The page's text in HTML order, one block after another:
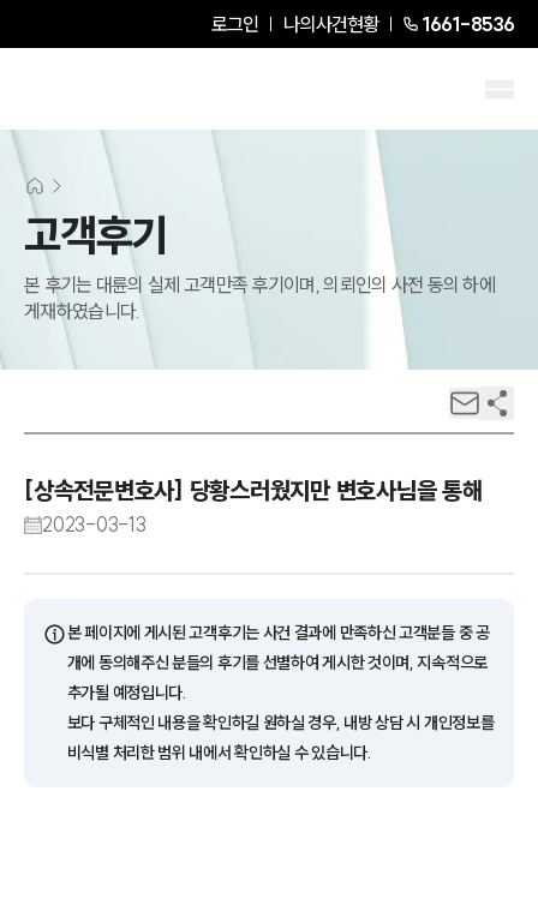
로그인 나의사건현황 1661-8536
고객후기
본 후기는 대륜의 실제 고객만족 후기이며, 의뢰인의 사전 동의 하에
게재하였습니다.
[상속전문변호사] 당황스러웠지만 변호사님을 통해
2023-03-13
ⓘ본 페이지에 게시된 고객후기는 사건 결과에 만족하신 고객분들 중 공
개에 동의해주신 분들의 후기를 선별하여 게시한 것이며, 지속적으로
추가될 예정입니다.
보다 구체적인 내용을 확인하길 원하실 경우, 내방 상담 시 개인정보를
비식별 처리한 범위 내에서 확인하실 수 있습니다.